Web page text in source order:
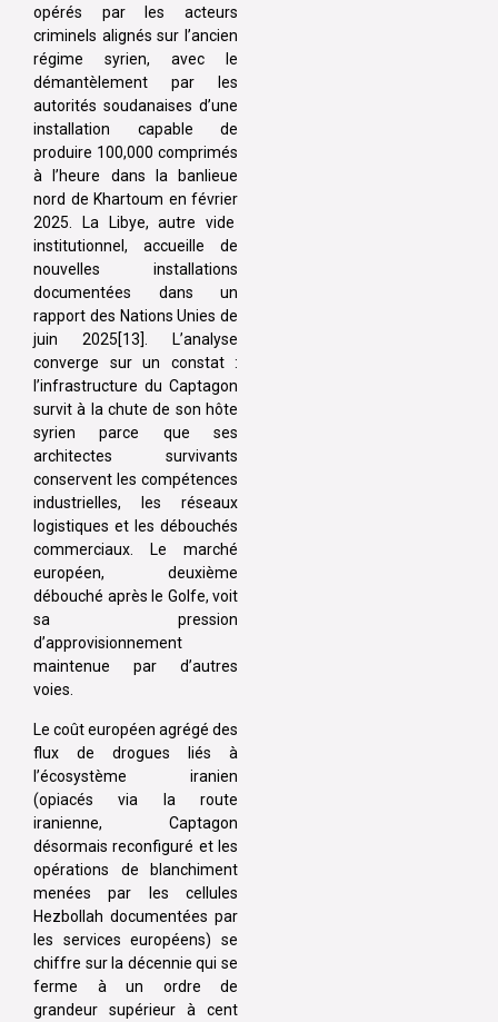
opérés par les acteurs
criminels alignés sur l’ancien
régime syrien, avec le
démantèlement par les
autorités soudanaises d’une
installation capable de
produire 100,000 comprimés
à l’heure dans la banlieue
nord de Khartoum en février
2025. La Libye, autre vide
institutionnel, accueille de
nouvelles installations
documentées dans un
rapport des Nations Unies de
juin 2025[13]. L’analyse
converge sur un constat :
l’infrastructure du Captagon
survit à la chute de son hôte
syrien parce que ses
architectes survivants
conservent les compétences
industrielles, les réseaux
logistiques et les débouchés
commerciaux. Le marché
européen, deuxième
débouché après le Golfe, voit
sa pression
d’approvisionnement
maintenue par d’autres
voies.
Le coût européen agrégé des
flux de drogues liés à
l’écosystème iranien
(opiacés via la route
iranienne, Captagon
désormais reconfiguré et les
opérations de blanchiment
menées par les cellules
Hezbollah documentées par
les services européens) se
chiffre sur la décennie qui se
ferme à un ordre de
grandeur supérieur à cent